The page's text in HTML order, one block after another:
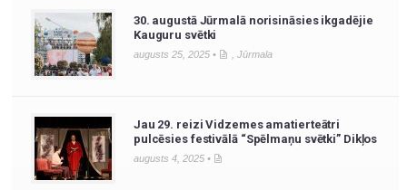
30. augustā Jūrmalā norisināsies ikgadējie
Kauguru svētki
augusts 25, 2025 • Jūrmala
Jau 29. reizi Vidzemes amatierteātri
pulcēsies festivālā “Spēlmaņu svētki” Dikļos
augusts 4, 2025 •